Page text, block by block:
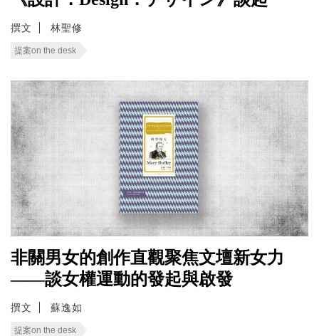
撰文 林聖修
提案on the desk
非關男女的創作直觀聚焦文壇新女力
——談女權運動的發起與啟發
撰文 蘇逸如
提案on the desk